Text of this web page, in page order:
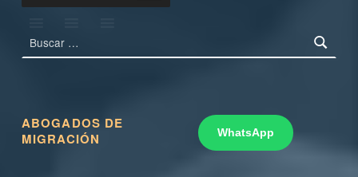
ABOGADOS DE
MIGRACIÓN
WhatsApp